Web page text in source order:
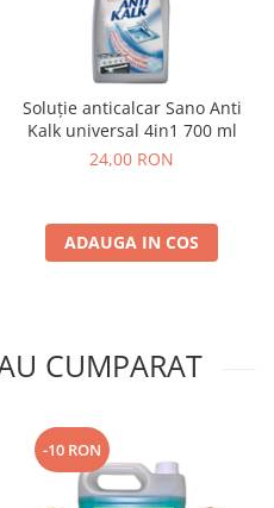
Soluție anticalcar Sano Anti
Kalk universal 4in1 700 ml
24,00 RON
ADAUGA IN COS
CUMPARAT
-10 RON